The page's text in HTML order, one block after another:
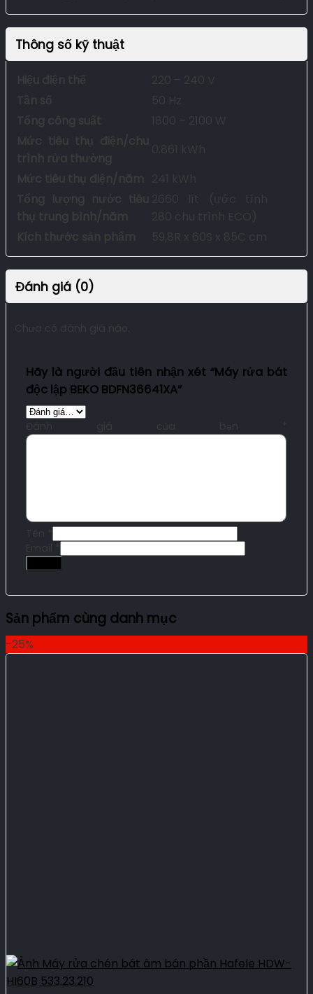
Thông số kỹ thuật
Hiệu điện thế
220 – 240 V
Tần số
50 Hz
Tổng công suất
1800 – 2100 W
Mức tiêu thụ điện/chu
trình rửa thường
0.861 kWh
Mức tiêu thụ điện/năm
241 kWh
Tổng lượng nước tiêu
thụ trung bình/năm
2660 lít (ước tính
280 chu trình ECO)
Kích thước sản phẩm
59,8R x 60S x 85C cm
Đánh giá (0)
Chưa có đánh giá nào.
Hãy là người đầu tiên nhận xét “Máy rửa bát
độc lập BEKO BDFN36641XA”
Đánh giá của bạn
Tên
Sản phẩm cùng danh mục
-25%